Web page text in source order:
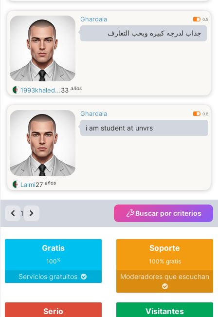
Ghardaia 0.5
جذاب لدرجه كبيره وبحب التعارف
1993khaled...33 años
Ghardaia 0.6
i am student at unvrs
Lalmi27 años
1 Buscar por criterios
Gratis
100%
Servicios gratuitos
Soporte
100% gratis
Moderadores que escuchan
Serio Visitantes